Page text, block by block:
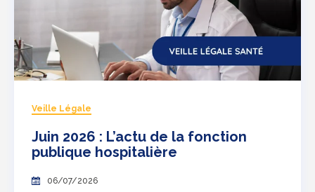
Veille Légale
Juin 2026 : L’actu de la fonction
publique hospitalière
06/07/2026